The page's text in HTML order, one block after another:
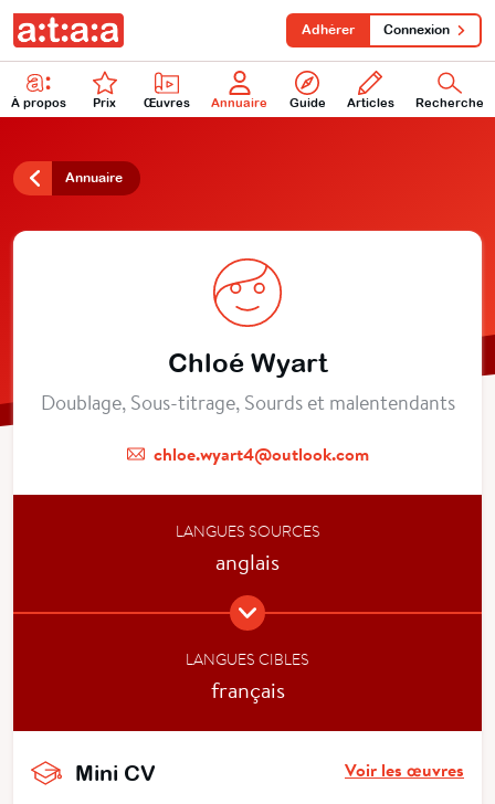
À propos Prix Œuvres Annuaire Guide Articles Recherche
Adhérer Connexion
Annuaire
Chloé Wyart
Doublage, Sous-titrage, Sourds et malentendants
chloe.wyart4@outlook.com
LANGUES SOURCES
anglais
LANGUES CIBLES
français
Mini CV Voir les œuvres